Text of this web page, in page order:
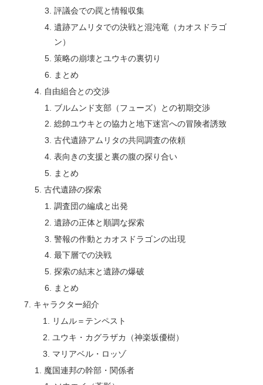
評議会での罠と情報収集
遺跡アムリタでの決戦と混沌竜（カオスドラゴ
ン）
策略の崩壊とユウキの裏切り
まとめ
自由組合との交渉
ブルムンド支部（フューズ）との初期交渉
総帥ユウキとの協力と地下迷宮への冒険者誘致
古代遺跡アムリタの共同調査の依頼
表向きの支援と裏の腹の探り合い
まとめ
古代遺跡の探索
調査団の編成と出発
遺跡の正体と順調な探索
警報の作動とカオスドラゴンの出現
最下層での決戦
探索の結末と遺跡の爆破
まとめ
キャラクター紹介
リムル＝テンペスト
ユウキ・カグラザカ（神楽坂優樹）
マリアベル・ロッゾ
魔国連邦の幹部・関係者